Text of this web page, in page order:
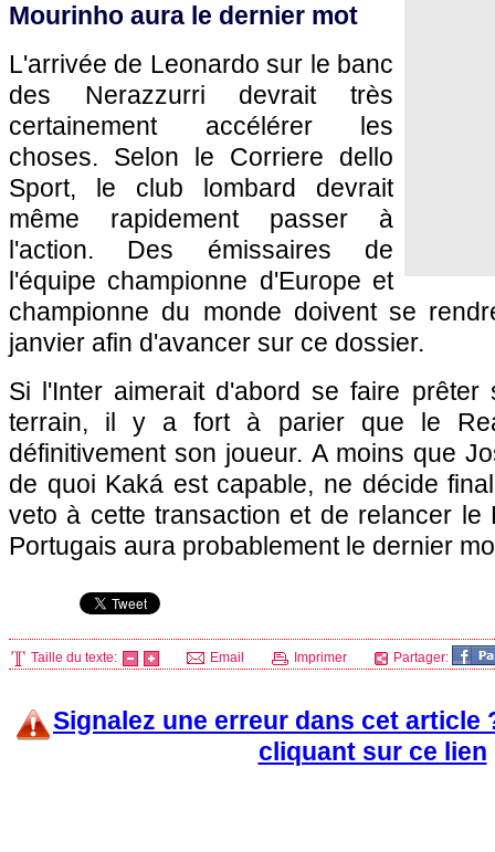
Mourinho aura le dernier mot
L'arrivée de Leonardo sur le banc
des Nerazzurri devrait très
certainement accélérer les
choses. Selon le Corriere dello
Sport, le club lombard devrait
même rapidement passer à
l'action. Des émissaires de
l'équipe championne d'Europe et
championne du monde doivent se
janvier afin d'avancer sur ce dossier.
Si l'Inter aimerait d'abord se faire
terrain, il y a fort à parier que le
définitivement son joueur. A moins que
de quoi Kaká est capable, ne décide
veto à cette transaction et de relancer le
Portugais aura probablement le dernier
Taille du texte: Email Imprimer Partager:
Signalez une erreur dans cet article
cliquant sur ce lien